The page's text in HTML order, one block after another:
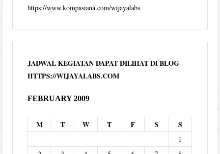
https://www.kompasiana.com/wijayalabs
JADWAL KEGIATAN DAPAT DILIHAT DI BLOG
HTTPS://WIJAYALABS.COM
FEBRUARY 2009
M T W T F S S
1